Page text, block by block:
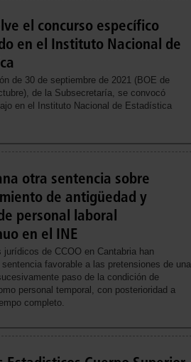
el concurso específico
en el Instituto Nacional de
de 30 de septiembre de 2021 (BOE de
de la Subsecretaría, se convocó
en el Instituto Nacional de Estadística
otra sentencia sobre
de antigüedad y
personal laboral
en el INE
jurídicos de CCOO en Cantabria han
sentencia favorable a las pretensiones de una
paso de la condición de
personal temporal, con posterioridad a
completo.